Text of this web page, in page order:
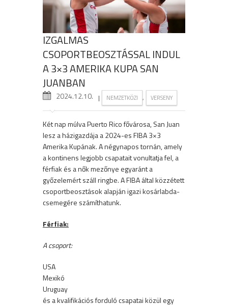
IZGALMAS
CSOPORTBEOSZTÁSSAL INDUL
A 3×3 AMERIKA KUPA SAN
JUANBAN
2024.12.10. | NEMZETKÖZI , VERSENY
Két nap múlva Puerto Rico fővárosa, San Juan
lesz a házigazdája a 2024-es FIBA 3×3
Amerika Kupának. A négynapos tornán, amely
a kontinens legjobb csapatait vonultatja fel, a
férfiak és a nők mezőnye egyaránt a
győzelemért száll ringbe. A FIBA által közzétett
csoportbeosztások alapján igazi kosárlabda-
csemegére számíthatunk.
Férfiak:
A csoport:
USA
Mexikó
Uruguay
és a kvalifikációs forduló csapatai közül egy